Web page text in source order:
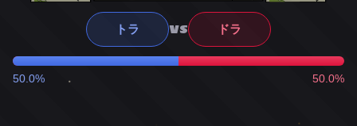
トラ VS ドラ
50.0% 50.0%